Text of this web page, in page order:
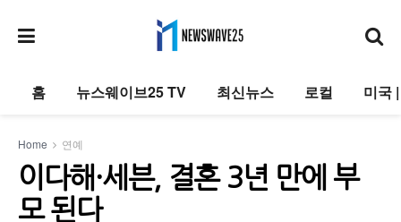
홈 뉴스웨이브25 TV 최신뉴스 로컬 미국
Home 연예
이다해·세븐, 결혼 3년 만에 부
모 된다